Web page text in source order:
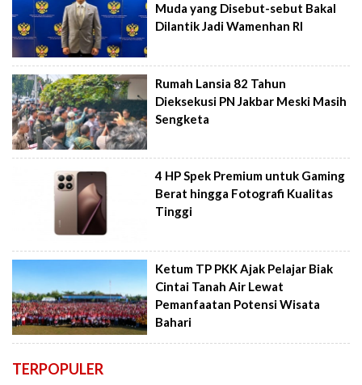
Muda yang Disebut-sebut Bakal
Dilantik Jadi Wamenhan RI
Rumah Lansia 82 Tahun
Dieksekusi PN Jakbar Meski Masih
Sengketa
4 HP Spek Premium untuk Gaming
Berat hingga Fotografi Kualitas
Tinggi
Ketum TP PKK Ajak Pelajar Biak
Cintai Tanah Air Lewat
Pemanfaatan Potensi Wisata
Bahari
TERPOPULER